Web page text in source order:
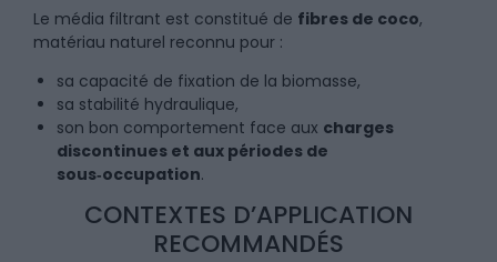
Le média filtrant est constitué de fibres de coco,
matériau naturel reconnu pour :
sa capacité de fixation de la biomasse,
sa stabilité hydraulique,
son bon comportement face aux charges
discontinues et aux périodes de
sous‑occupation.
CONTEXTES D’APPLICATION
RECOMMANDÉS